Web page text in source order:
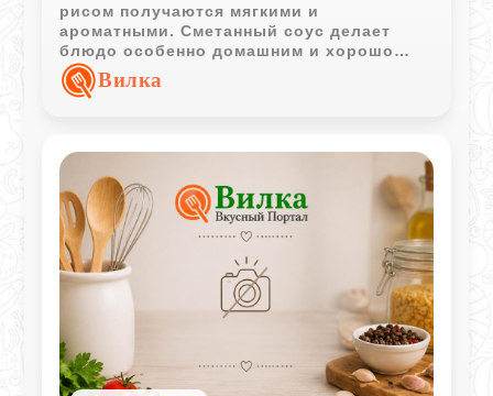
рисом получаются мягкими и
ароматными. Сметанный соус делает
блюдо особенно домашним и хорошо
дополняет овощной вкус.
Вилка